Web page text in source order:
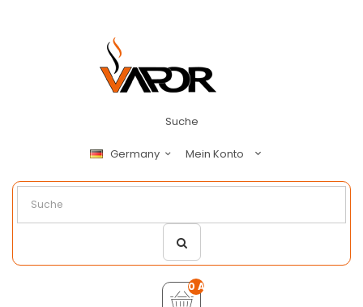
Suche
Germany Mein Konto
0 Artikel - €0,00